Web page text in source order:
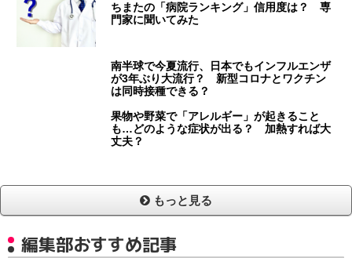
ちまたの「病院ランキング」信用度は？ 専
門家に聞いてみた
南半球で今夏流行、日本でもインフルエンザ
が3年ぶり大流行？ 新型コロナとワクチン
は同時接種できる？
果物や野菜で「アレルギー」が起きること
も…どのような症状が出る？ 加熱すれば大
丈夫？
もっと見る
編集部おすすめ記事